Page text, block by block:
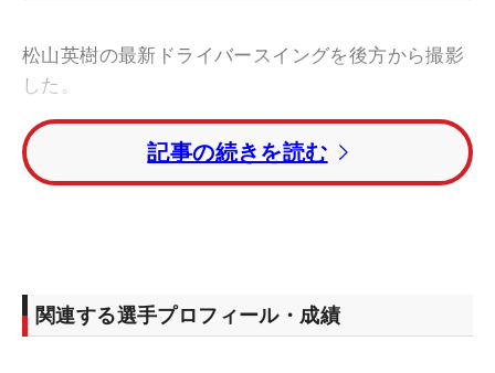
松山英樹の最新ドライバースイングを後方から撮影
した。
記事の続きを読む
関連する選手プロフィール・成績